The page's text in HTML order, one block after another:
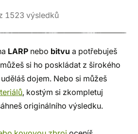
1523 výsledků
LARP nebo bitvu a potřebuješ
si ho poskládat z širokého
dojem. Nebo si můžeš
, kostým si zkompletuj
originálního výsledku.